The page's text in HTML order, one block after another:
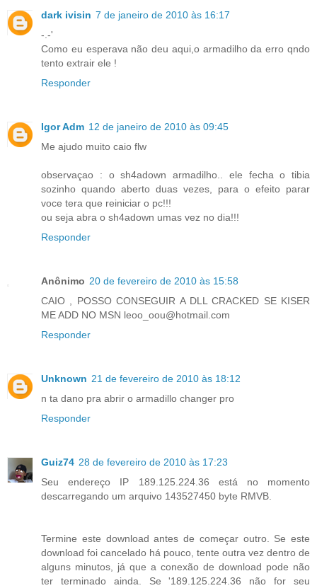
dark ivisin 7 de janeiro de 2010 às 16:17
-.-'
Como eu esperava não deu aqui,o armadilho da erro qndo
tento extrair ele !
Responder
Igor Adm 12 de janeiro de 2010 às 09:45
Me ajudo muito caio flw
observaçao : o sh4adown armadilho.. ele fecha o tibia
sozinho quando aberto duas vezes, para o efeito parar
voce tera que reiniciar o pc!!!
ou seja abra o sh4adown umas vez no dia!!!
Responder
Anônimo 20 de fevereiro de 2010 às 15:58
CAIO , POSSO CONSEGUIR A DLL CRACKED SE KISER
ME ADD NO MSN leoo_oou@hotmail.com
Responder
Unknown 21 de fevereiro de 2010 às 18:12
n ta dano pra abrir o armadillo changer pro
Responder
Guiz74 28 de fevereiro de 2010 às 17:23
Seu endereço IP 189.125.224.36 está no momento
descarregando um arquivo 143527450 byte RMVB.
Termine este download antes de começar outro. Se este
download foi cancelado há pouco, tente outra vez dentro de
alguns minutos, já que a conexão de download pode não
ter terminado ainda. Se '189.125.224.36 não for seu